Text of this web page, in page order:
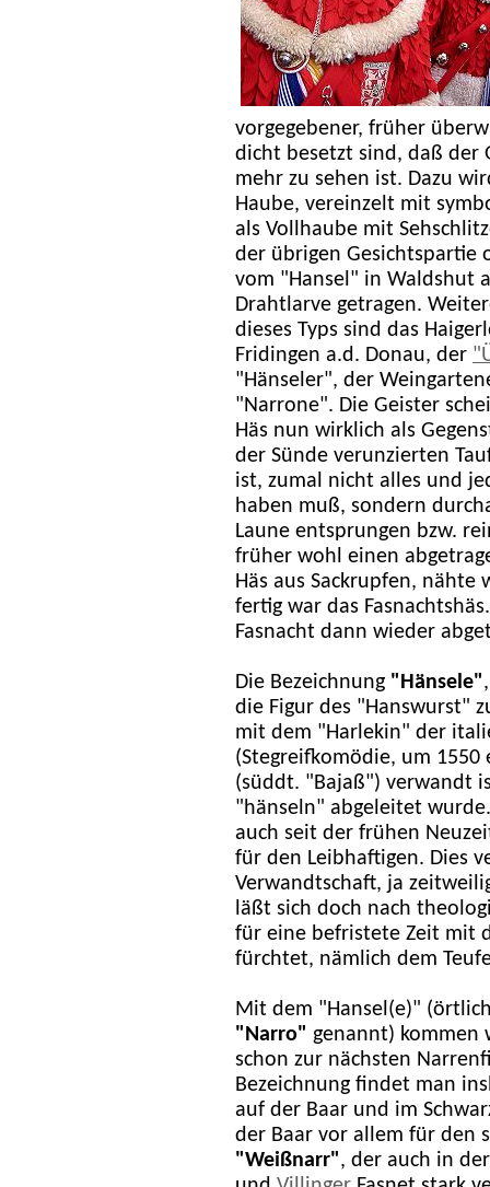
vorgegebener, früher
dicht besetzt sind, daß der
mehr zu sehen ist. Dazu
Haube, vereinzelt mit
als Vollhaube mit
der übrigen Gesichtspartie
vom "Hansel" in Waldshut
Drahtlarve getragen.
dieses Typs sind das
Fridingen a.d. Donau, der
"Hänseler", der
"Narrone". Die Geister
Häs nun wirklich als
der Sünde verunzierten
ist, zumal nicht alles und
haben muß, sondern
Laune entsprungen bzw.
früher wohl einen
Häs aus Sackrupfen,
fertig war das
Fasnacht dann wieder
Die Bezeichnung "Hänsele",
die Figur des "Hanswurst"
mit dem "Harlekin" der
(Stegreifkomödie, um
(süddt. "Bajaß") verwandt
"hänseln" abgeleitet
auch seit der frühen
für den Leibhaftigen. Dies
Verwandtschaft, ja
läßt sich doch nach
für eine befristete Zeit mit
fürchtet, nämlich dem
Mit dem "Hansel(e)"
"Narro" genannt) kommen
schon zur nächsten
Bezeichnung findet man
auf der Baar und im
der Baar vor allem für den
"Weißnarr", der auch in